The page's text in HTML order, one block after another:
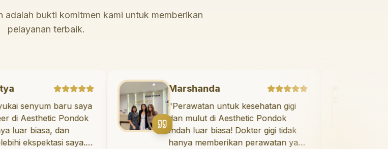
adalah bukti komitmen kami untuk memberikan
pelayanan terbaik.
Aditya
menyukai senyum baru saya
veneer di Aesthetic Pondok
Timnya luar biasa, dan
melebihi ekspektasi saya.
Marshanda
"Perawatan untuk kesehatan gigi
dan mulut di Aesthetic Pondok
Indah luar biasa! Dokter gigi tidak
hanya memberikan perawatan yang